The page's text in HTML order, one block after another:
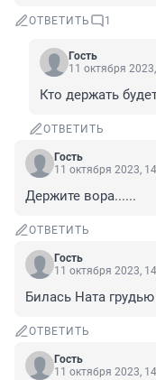
ОТВЕТИТЬ 1
Гость
11 октября
Кто держать
ОТВЕТИТЬ
Гость
11 октября 2023,
Держите вора......
ОТВЕТИТЬ
Гость
11 октября 2023,
Билась Ната
ОТВЕТИТЬ
Гость
11 октября 2023,